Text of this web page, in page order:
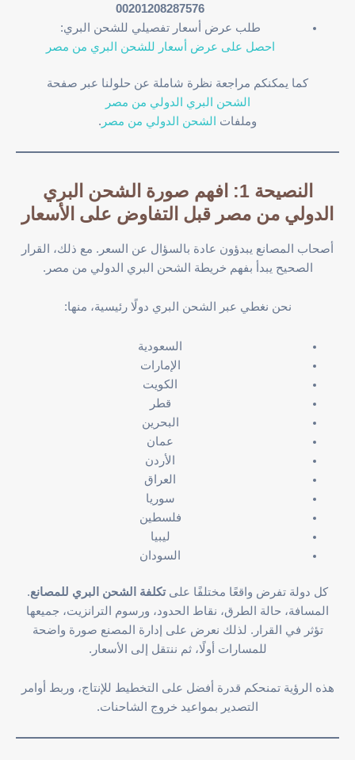
00201208287576
طلب عرض أسعار تفصيلي للشحن البري:
احصل على عرض أسعار للشحن البري من مصر
كما يمكنكم مراجعة نظرة شاملة عن حلولنا عبر صفحة
الشحن البري الدولي من مصر
وملفات
الشحن الدولي من مصر .
النصيحة 1: افهم صورة الشحن البري
الدولي من مصر قبل التفاوض على الأسعار
أصحاب المصانع يبدؤون عادة بالسؤال عن السعر. مع ذلك، القرار
الصحيح يبدأ بفهم خريطة الشحن البري الدولي من مصر.
نحن نغطي عبر الشحن البري دولًا رئيسية، منها:
السعودية
الإمارات
الكويت
قطر
البحرين
عمان
الأردن
العراق
سوريا
فلسطين
ليبيا
السودان
كل دولة تفرض واقعًا مختلفًا علىتكلفة الشحن البري للمصانع.
المسافة، حالة الطرق، نقاط الحدود، ورسوم الترانزيت، جميعها
تؤثر في القرار. لذلك نعرض على إدارة المصنع صورة واضحة
للمسارات أولًا، ثم ننتقل إلى الأسعار.
هذه الرؤية تمنحكم قدرة أفضل على التخطيط للإنتاج، وربط أوامر
التصدير بمواعيد خروج الشاحنات.